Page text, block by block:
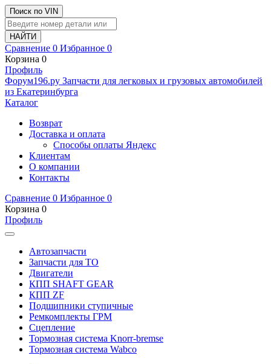
Поиск по VIN
Сравнение 0 Избранное 0
Корзина 0
Профиль
Фoрум196.ру Запчасти для легковых и грузовых автомобилей
из Екатеринбурга
Каталог
Возврат
Доставка и оплата
Способы оплаты Яндекс
Клиентам
О компании
Контакты
Сравнение 0 Избранное 0
Корзина 0
Профиль
Автозапчасти
Запчасти для ТО
Двигатели
КПП SHAFT GEAR
КПП ZF
Подшипники ступичные
Ремкомплекты ГРМ
Сцепление
Тормозная система Knorr-bremse
Тормозная система Wabco